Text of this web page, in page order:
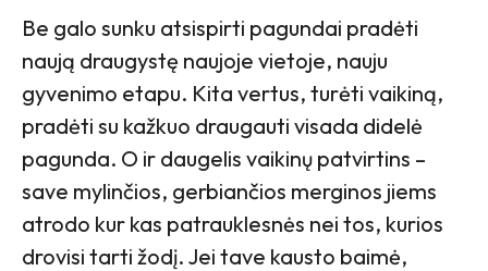
Be galo sunku atsispirti pagundai pradėti
naują draugystę naujoje vietoje, nauju
gyvenimo etapu. Kita vertus, turėti vaikiną,
pradėti su kažkuo draugauti visada didelė
pagunda. O ir daugelis vaikinų patvirtins –
save mylinčios, gerbiančios merginos jiems
atrodo kur kas patrauklesnės nei tos, kurios
drovisi tarti žodį. Jei tave kausto baimė,